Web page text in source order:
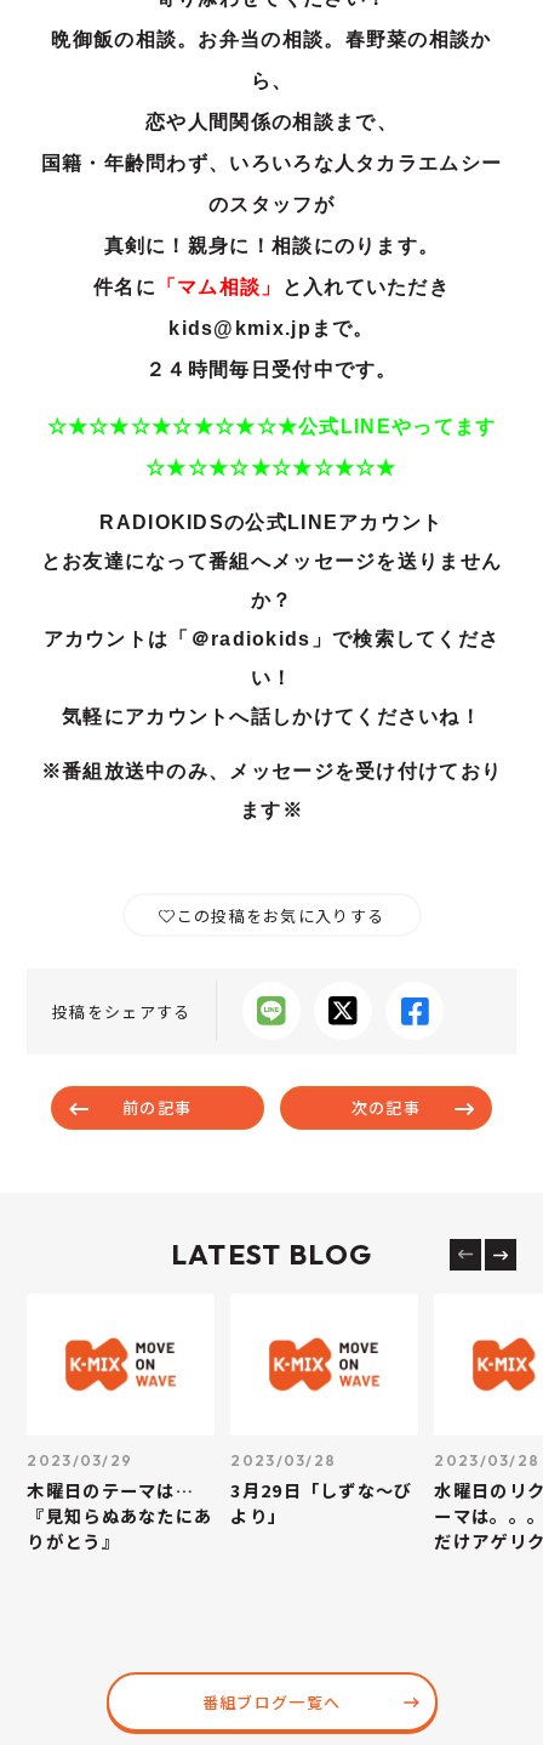
晩御飯の相談。お弁当の相談。春野菜の相談か
ら、
恋や人間関係の相談まで、
国籍・年齢問わず、いろいろな人タカラエムシー
のスタッフが
真剣に！親身に！相談にのります。
件名に
「マム相談」
と入れていただき
kids@kmix.jpまで。
２４時間毎日受付中です。
☆★☆★☆★☆★☆★☆★公式LINEやってます
☆★☆★☆★☆★☆★☆★
RADIOKIDSの公式LINEアカウント
とお友達になって番組へメッセージを送りません
か？
アカウントは「＠radiokids」で検索してくださ
い！
気軽にアカウントへ話しかけてくださいね！
※番組放送中のみ、メッセージを受け付けており
ます※
この投稿をお気に入りする
投稿をシェアする
前の記事 次の記事
LATEST BLOG
2023/03/29
木曜日のテーマは…
『見知らぬあなたにあ
りがとう』
2023/03/28
3月29日「しずな～び
より」
2023/03/28
水曜日のリ
ーマは。。
だけアゲリ
番組ブログ一覧へ